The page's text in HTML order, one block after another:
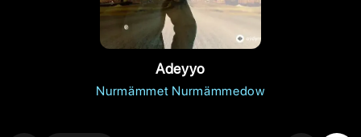
Adeyyo
Nurmämmet Nurmämmedow